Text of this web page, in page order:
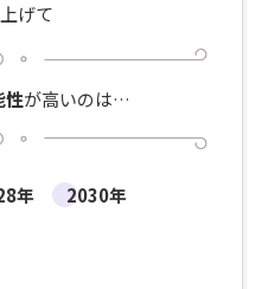
げて
性が高いのは…
年 2030年